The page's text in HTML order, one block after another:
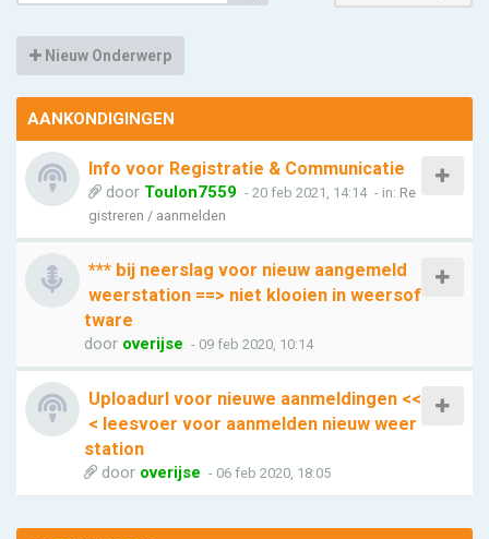
Nieuw Onderwerp
AANKONDIGINGEN
Info voor Registratie & Communicatie
door Toulon7559 - 20 feb 2021, 14:14 - in: Re
gistreren / aanmelden
*** bij neerslag voor nieuw aangemeld
weerstation ==> niet klooien in weersof
tware
door overijse - 09 feb 2020, 10:14
Uploadurl voor nieuwe aanmeldingen <<
< leesvoer voor aanmelden nieuw weer
station
door overijse - 06 feb 2020, 18:05